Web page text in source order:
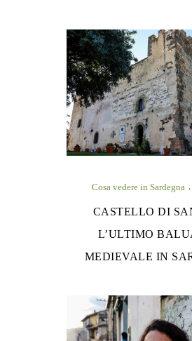
Cosa vedere in Sardegna
CASTELLO DI
L’ULTIMO
MEDIEVALE IN